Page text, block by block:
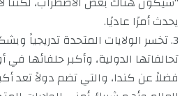
يحدث أمرًا عاديًا.
3. تخسر الولايات المتحدة تدريجياً
تحالفاتها الدولية، وأكبر حلفائها في
فضلاً عن كندا، والتي تضم دولاً تعد